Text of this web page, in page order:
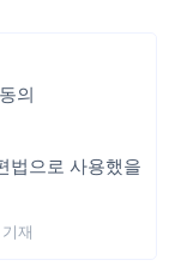
의
법으로 사용했을
재